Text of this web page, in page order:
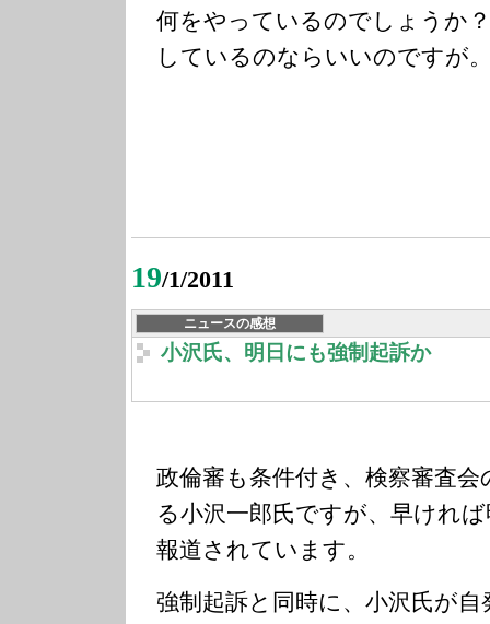
何をやっているのでしょうか
しているのならいいのですが
19/1/2011
ニュースの感想
小沢氏、明日にも強制起訴か
政倫審も条件付き、検察審査
る小沢一郎氏ですが、早けれ
報道されています。
強制起訴と同時に、小沢氏が